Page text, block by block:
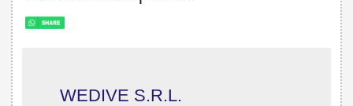
WEDIVE S.R.L.